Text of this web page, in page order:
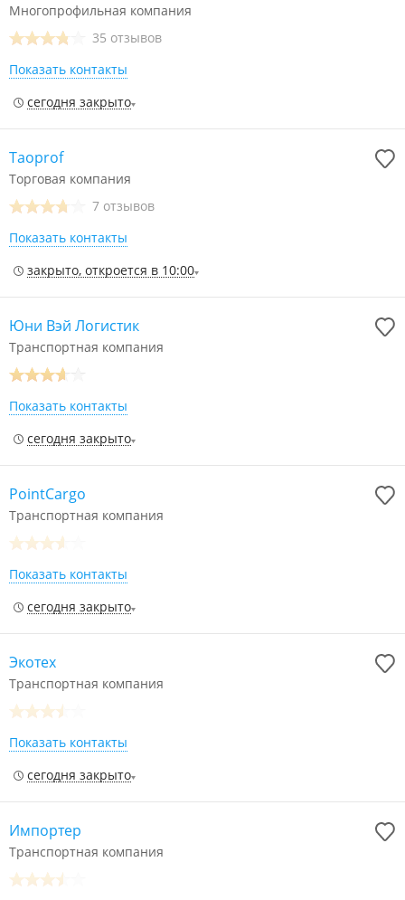
Многопрофильная компания
35 отзывов
Показать контакты
сегодня закрыто
Taoprof
Торговая компания
7 отзывов
Показать контакты
закрыто, откроется в 10:00
Юни Вэй Логистик
Транспортная компания
Показать контакты
сегодня закрыто
PointCargo
Транспортная компания
Показать контакты
сегодня закрыто
Экотех
Транспортная компания
Показать контакты
сегодня закрыто
Импортер
Транспортная компания